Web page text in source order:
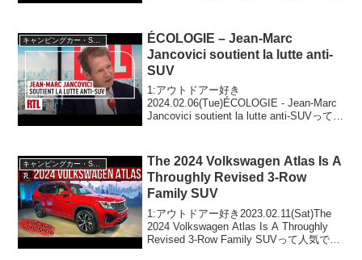
トドアー好き2022.01.06(Thu...
キャンピングカー・SUV人気車種
ÉCOLOGIE – Jean-Marc
Jancovici soutient la lutte anti-
SUV
1:アウトドアー好き
2024.02.06(Tue)ÉCOLOGIE - Jean-Marc
Jancovici soutient la lutte anti-SUVって人
The 2024 Volkswagen Atlas Is A
Throughly Revised 3-Row
Family SUV
1:アウトドアー好き2023.02.11(Sat)The
2024 Volkswagen Atlas Is A Throughly
Revised 3-Row Family SUVって人気で話